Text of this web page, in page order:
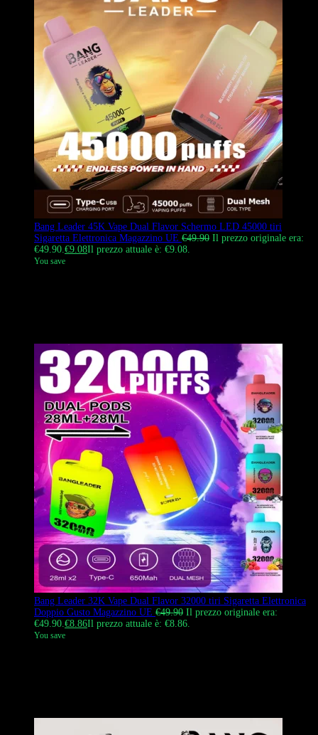
Bang Leader 45K Vape Dual Flavor Schermo LED 45000 tiri
Sigaretta Elettronica Magazzino UE €49.90 Il prezzo originale era:
€49.90.€9.08Il prezzo attuale è: €9.08.
You save
Bang Leader 32K Vape Dual Flavor 32000 tiri Sigaretta Elettronica
Doppio Gusto Magazzino UE €49.90 Il prezzo originale era:
€49.90.€8.86Il prezzo attuale è: €8.86.
You save